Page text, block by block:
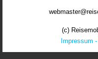
(c)
Impressum -